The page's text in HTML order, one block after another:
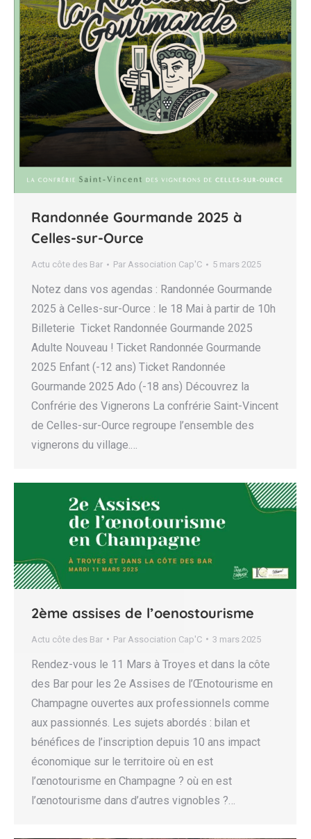
Randonnée Gourmande 2025 à
Celles-sur-Ource
Actu côte des Bar Par Association Cap'C 5 mars 2025
Notez dans vos agendas : Randonnée Gourmande
2025 à Celles-sur-Ource : le 18 Mai à partir de 10h
Billeterie Ticket Randonnée Gourmande 2025
Adulte Nouveau ! Ticket Randonnée Gourmande
2025 Enfant (-12 ans) Ticket Randonnée
Gourmande 2025 Ado (-18 ans) Découvrez la
Confrérie des Vignerons La confrérie Saint-Vincent
de Celles-sur-Ource regroupe l’ensemble des
vignerons du village.…
2ème assises de l’oenostourisme
Actu côte des Bar Par Association Cap'C 3 mars 2025
Rendez-vous le 11 Mars à Troyes et dans la côte
des Bar pour les 2e Assises de l’Œnotourisme en
Champagne ouvertes aux professionnels comme
aux passionnés. Les sujets abordés : bilan et
bénéfices de l’inscription depuis 10 ans impact
économique sur le territoire où en est
l’œnotourisme en Champagne ? où en est
l’œnotourisme dans d’autres vignobles ?…